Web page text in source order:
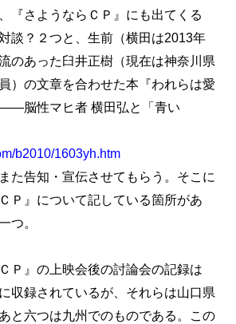
『さようならＣＰ』にも出てくる
談？２つと、生前（横田は2013年
のあった臼井正樹（現在は神奈川県
）の文章を合わせた本『われらは愛
脳性マヒ者 横田弘と「青い
b2010/1603yh.htm
告知・宣伝させてもらう。そこに
Ｐ』について記している箇所があ
つ。
Ｐ』の上映会後の討論会の記録は
収録されているが、それらは山口県
と六つは九州でのものである。この